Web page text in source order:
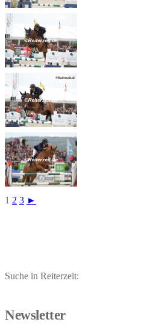
1 2 3 ►
Suche in Reiterzeit:
Newsletter